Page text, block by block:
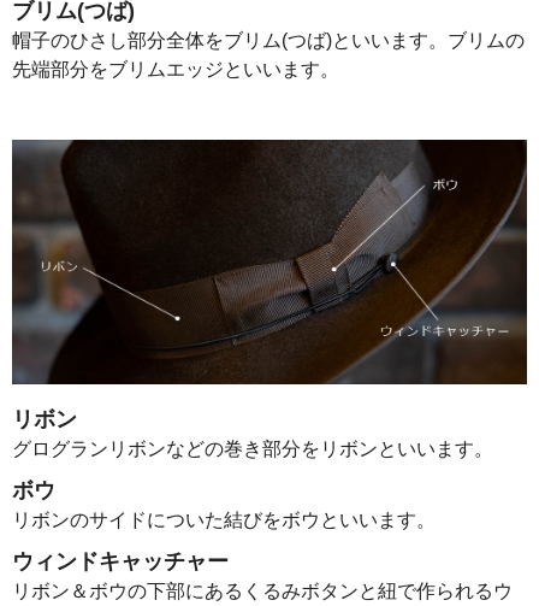
ブリム(つば)
帽子のひさし部分全体をブリム(つば)といいます。ブリムの
先端部分をブリムエッジといいます。
リボン
グログランリボンなどの巻き部分をリボンといいます。
ボウ
リボンのサイドについた結びをボウといいます。
ウィンドキャッチャー
リボン＆ボウの下部にあるくるみボタンと紐で作られるウ